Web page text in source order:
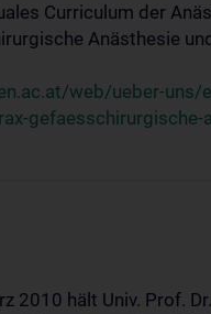
Curriculum der
Anästhesie
web/ueber-
2010 hält Univ. Prof.